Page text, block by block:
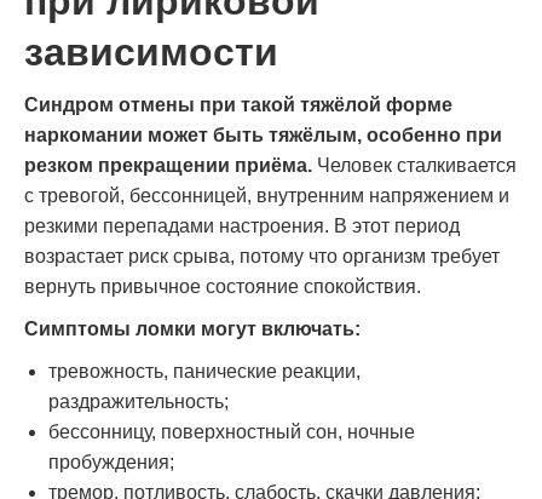
зависимости
Синдром отмены при такой тяжёлой форме
наркомании может быть тяжёлым, особенно при
резком прекращении приёма. Человек сталкивается
с тревогой, бессонницей, внутренним напряжением и
резкими перепадами настроения. В этот период
возрастает риск срыва, потому что организм требует
вернуть привычное состояние спокойствия.
Симптомы ломки могут включать:
тревожность, панические реакции,
раздражительность;
бессонницу, поверхностный сон, ночные
пробуждения;
тремор, потливость, слабость, скачки давления;